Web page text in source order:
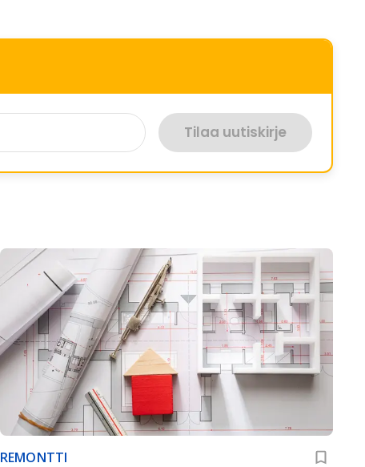
Tilaa uutiskirje
REMONTTI